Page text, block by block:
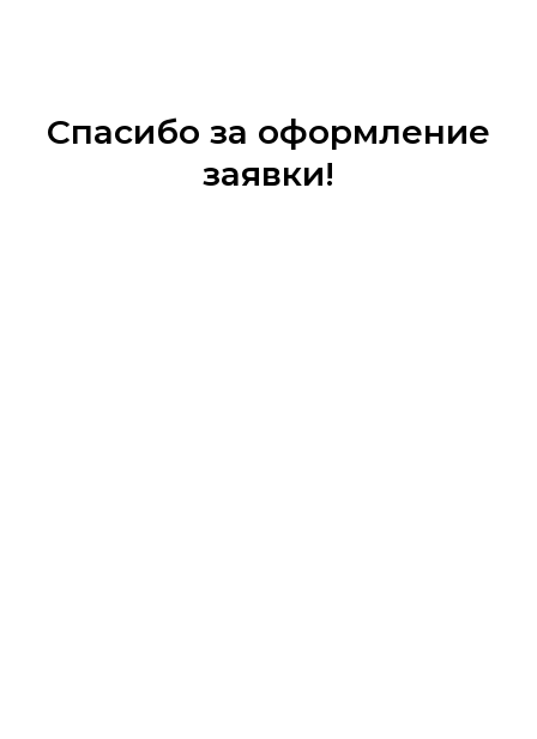
Спасибо за оформление
заявки!